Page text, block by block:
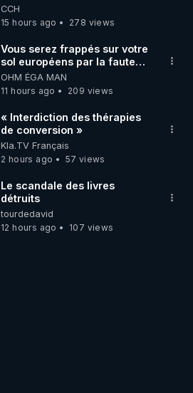
CCH
15 hours ago
278 views
Vous serez frappés sur votre
sol européens par la faute
des dirigeants qui s'en
mettent dans le nez
OHM ÉGA MAN
11 hours ago
209 views
« Interdiction des thérapies
de conversion »
Kla.TV Français
2 hours ago
57 views
Le scandale des livres
détruits
tourdedavid
12 hours ago
107 views